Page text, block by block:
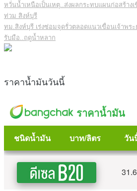
หวั่นน้ำเหนือเป็นเหตุ..ส่งผลกระทบแผนก่อสร้าง
ท่วม สิงห์บุรี
ทม.สิงห์บุรี เร่งซ่อมจุดรั่วตลอดแนวเขื่อนเจ้าพร
รับมือ..ฤดูน้ำหลาก
ราคาน้ำมันวันนี้